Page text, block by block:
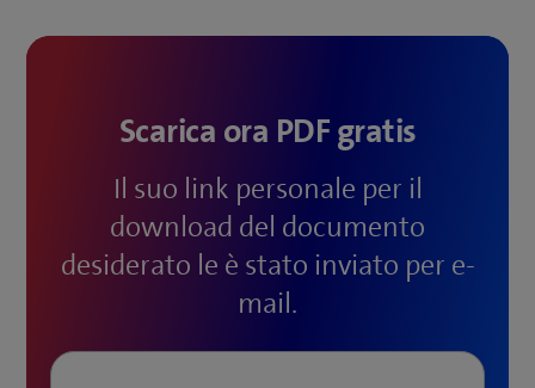
Scarica ora PDF gratis
Il suo link personale per il
download del documento
desiderato le è stato inviato per e-
mail.